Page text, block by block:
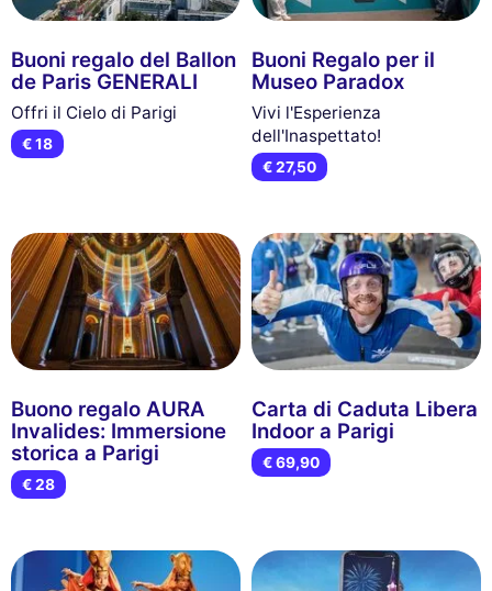
Buoni regalo del Ballon
de Paris GENERALI
Offri il Cielo di Parigi
€ 18
Buoni Regalo per il
Museo Paradox
Vivi l'Esperienza
dell'Inaspettato!
€ 27,50
Buono regalo AURA
Invalides: Immersione
storica a Parigi
€ 28
Carta di Caduta Libera
Indoor a Parigi
€ 69,90